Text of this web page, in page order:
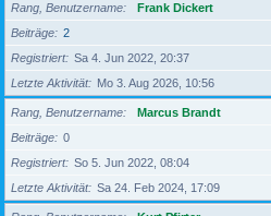
Rang, Benutzername
Frank Dickert
Beiträge
2
Registriert
Sa 4. Jun 2022, 20:37
Letzte Aktivität
Mo 3. Aug 2026, 10:56
Rang, Benutzername
Marcus Brandt
Beiträge
0
Registriert
So 5. Jun 2022, 08:04
Letzte Aktivität
Sa 24. Feb 2024, 17:09